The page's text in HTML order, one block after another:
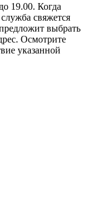
19.00. Когда
свяжется
выбрать
Осмотрите
указанной